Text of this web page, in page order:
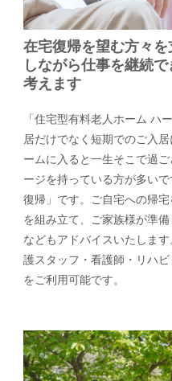
在宅復帰を望む方々
しながら仕事を継続
考えます
「住宅型有料老人ホーム ハ
居だけでなく短期でのご入
ームに入ると一生そこで過
ージを持っている方が多い
復帰」です。ご自宅への帰
を組み立て、ご家族様が準
などもアドバイスいたしま
護スタッフ・看護師・リハ
をご利用可能です。